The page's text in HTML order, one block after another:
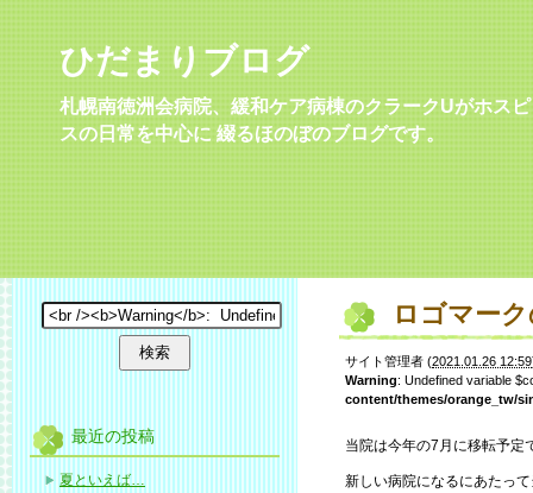
ひだまりブログ
札幌南徳洲会病院、緩和ケア病棟のクラークUがホスピ
スの日常を中心に 綴るほのぼのブログです。
ロゴマー
サイト管理者 (2021.01.26 12:59
Warning: Undefined variable
content/themes/orange_tw/
当院は今年の7月に移転予定
新しい病院になるにあたっ
最近の投稿
夏といえば…